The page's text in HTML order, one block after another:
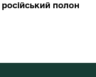
полон